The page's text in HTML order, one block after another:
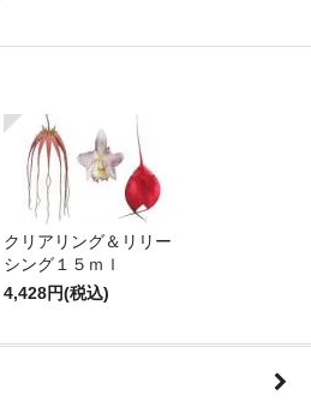
クリアリング＆リリー
シング１５ｍｌ
4,428円(税込)